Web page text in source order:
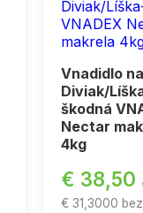
Vnadidlo
Diviak/
škodná
Nectar
4kg
€ 38,50
€ 31,3000